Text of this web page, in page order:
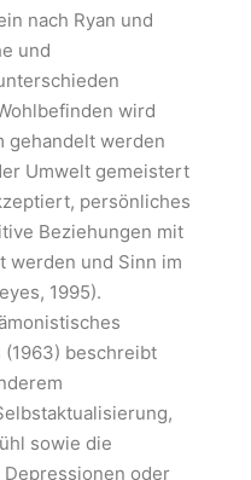
nach Ryan und
und
wird
gehandelt werden
Umwelt gemeistert
persönliches
Beziehungen mit
werden und Sinn im
1995).
(1963) beschreibt
sowie die
oder